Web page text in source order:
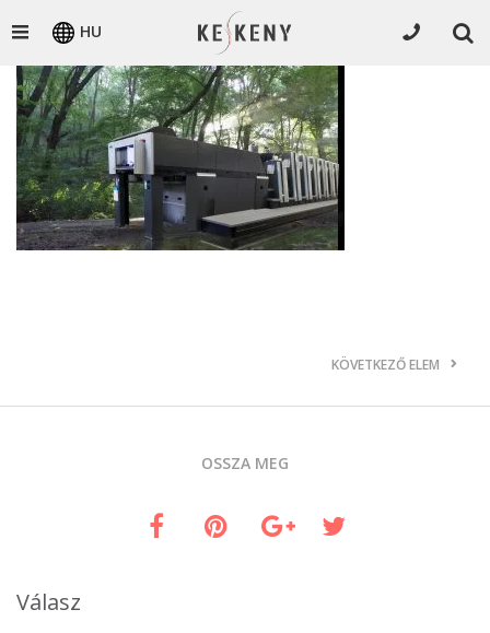
HU
KÖVETKEZŐ ELEM
OSSZA MEG
Válasz